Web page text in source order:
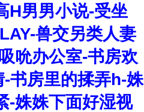
H男男小说-受坐
兽交另类人妻
吮办公室-书房欢
书房里的揉弄h-姝
-姝姝下面好湿视